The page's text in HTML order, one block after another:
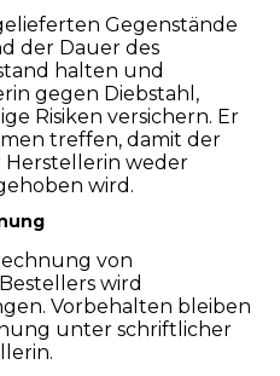
Gegenstände
der Dauer des
halten und
gegen Diebstahl,
Risiken versichern. Er
treffen, damit der
weder
wird.
von
wird
Vorbehalten bleiben
unter schriftlicher